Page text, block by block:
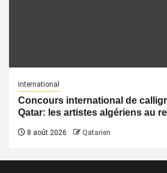
International
Concours international de
Qatar: les artistes algériens au
8 août 2026 Qatarien